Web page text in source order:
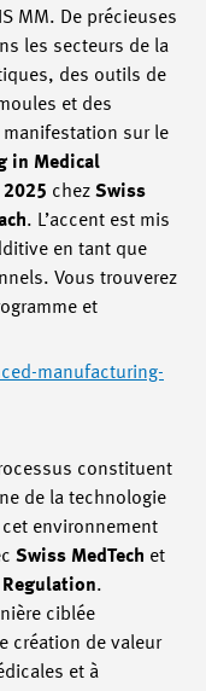
MM. De précieuses
les secteurs de la
des outils de
et des
sur le
in Medical
2025 chez Swiss
. L’accent est mis
en tant que
Vous trouverez
et
manufacturing-
constituent
de la technologie
cet environnement
Swiss MedTech et
.
ciblée
création de valeur
et à